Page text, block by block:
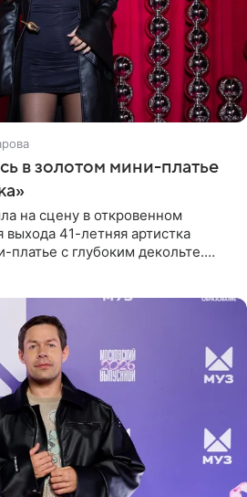
в золотом мини-платье
на сцену в откровенном
41-летняя артистка
платье с глубоким декольте.